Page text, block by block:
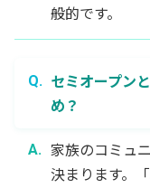
般的です。
セミオープン
め？
家族のコミュ
決まります。